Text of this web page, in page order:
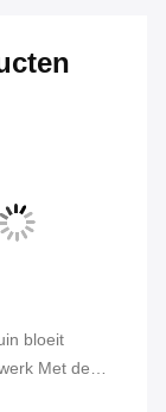
bloeit
Met de